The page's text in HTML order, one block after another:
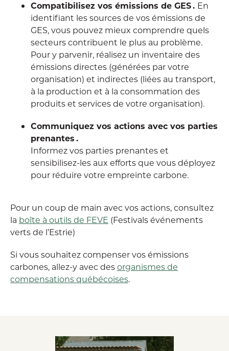
Compatibilisez vos émissions de GES . En
identifiant les sources de vos émissions de
GES, vous pouvez mieux comprendre quels
secteurs contribuent le plus au problème.
Pour y parvenir, réalisez un inventaire des
émissions directes (générées par votre
organisation) et indirectes (liées au transport,
à la production et à la consommation des
produits et services de votre organisation).
Communiquez vos actions avec vos parties
prenantes .
Informez vos parties prenantes et
sensibilisez-les aux efforts que vous déployez
pour réduire votre empreinte carbone.
Pour un coup de main avec vos actions, consultez
la boîte à outils de FEVE (Festivals événements
verts de l’Estrie)
Si vous souhaitez compenser vos émissions
carbones, allez-y avec desorganismes de
compensations québécoises.